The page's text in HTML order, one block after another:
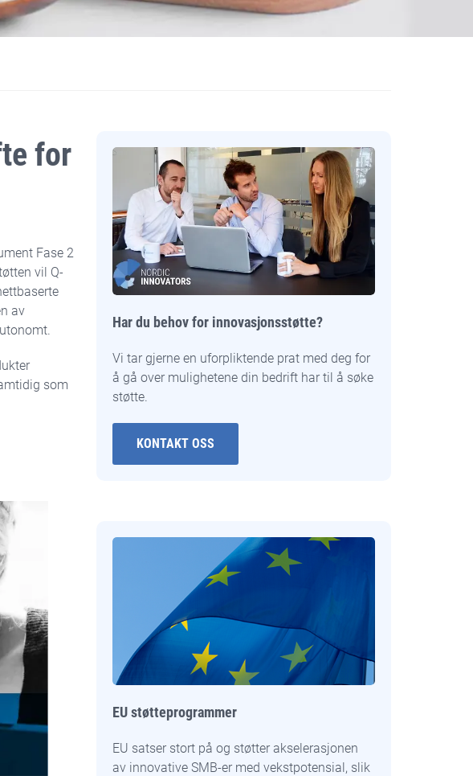
for
Fase 2
vil Q-
av
som
Har du behov for innovasjonsstøtte?
Vi tar gjerne en uforpliktende prat med deg for
å gå over mulighetene din bedrift har til å søke
støtte.
KONTAKT OSS
EU støtteprogrammer
EU satser stort på og støtter akselerasjonen
av innovative SMB-er med vekstpotensial, slik